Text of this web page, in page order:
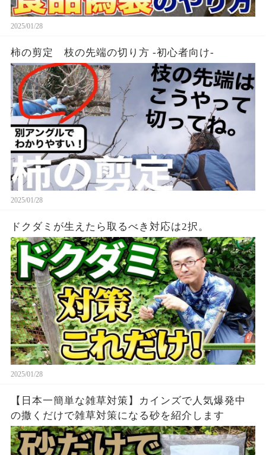
2025/01/28
柿の剪定 枝の先端の切り方 -初心者向け-
2025/01/28
ドクダミが生えたら取るべき対応は2択。
2025/01/28
【日本一簡単な雑草対策】カインズで人気爆発中
の撒くだけで雑草対策になる砂を紹介します